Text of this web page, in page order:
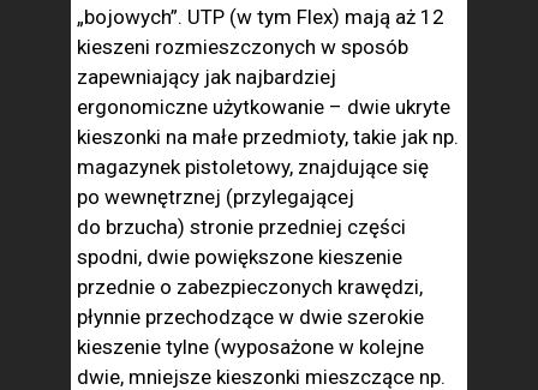
„bojowych”. UTP (w tym Flex) mają aż 12
kieszeni rozmieszczonych w sposób
zapewniający jak najbardziej
ergonomiczne użytkowanie – dwie ukryte
kieszonki na małe przedmioty, takie jak np.
magazynek pistoletowy, znajdujące się
po wewnętrznej (przylegającej
do brzucha) stronie przedniej części
spodni, dwie powiększone kieszenie
przednie o zabezpieczonych krawędzi,
płynnie przechodzące w dwie szerokie
kieszenie tylne (wyposażone w kolejne
dwie, mniejsze kieszonki mieszczące np.